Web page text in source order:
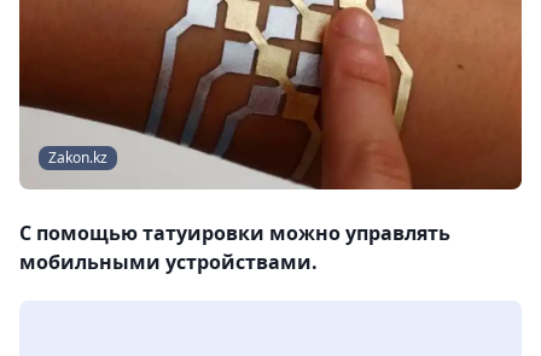
Zakon.kz
С помощью татуировки можно управлять
мобильными устройствами.